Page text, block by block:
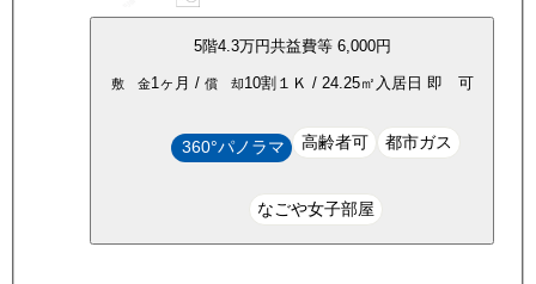
5階4.3万円共益費等 6,000円
敷 金1ヶ月 / 償 却10割 １Ｋ / 24.25㎡ 入居日 即 可
360°パノラマ 高齢者可 都市ガス
なごや女子部屋